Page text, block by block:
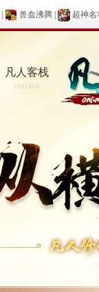
兽血沸腾 超神名
凡人客栈
COLLEGE